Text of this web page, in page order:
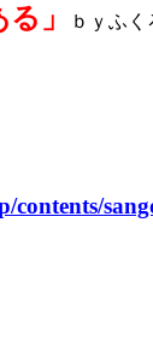
」 ｂｙふ